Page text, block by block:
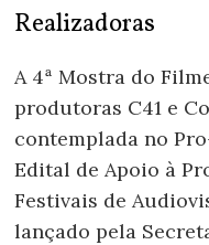
Realizadoras
A 4ª Mostra do
produtoras C41 e
contemplada no
Edital de Apoio à
Festivais de
lançado pela